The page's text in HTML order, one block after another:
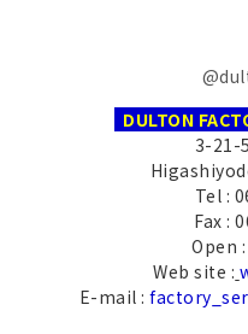
DULTON
3-21-
Tel :
Fax :
Open
Web site :
E-mail :